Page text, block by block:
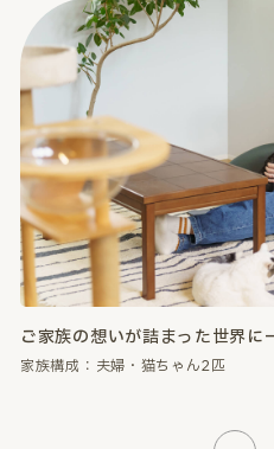
好きなものに囲まれて、心が満
家族構成：夫婦・猫ちゃん2匹